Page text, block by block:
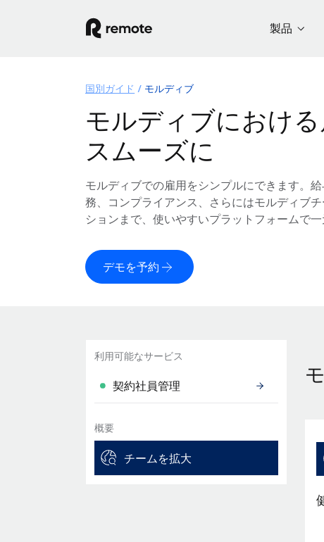
製品
国別ガイド モルディブ
モルディブにおけ
スムーズに
モルディブでの雇用をシンプルにできます。
務、コンプライアンス、さらにはモルディブ
ションまで、使いやすいプラットフォームで一
デモを予約
利用可能なサービス
契約社員管理
概要
チームを拡大